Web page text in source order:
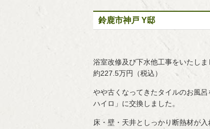
鈴鹿市神戸 Y邸
浴室改修及び下水他工事をいたしま
約227.5万円（税込）
やや古くなってきたタイルのお風
ハイロ」に交換しました。
床・壁・天井としっかり断熱材が